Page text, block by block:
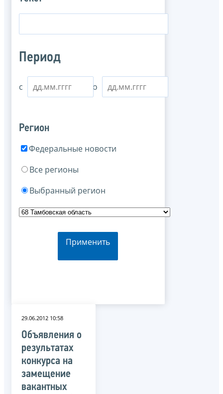
Период
с по
Регион
Федеральные новости
Все регионы
Выбранный регион
Применить
29.06.2012 10:58
Объявления о
результатах
конкурса на
замещение
вакантных